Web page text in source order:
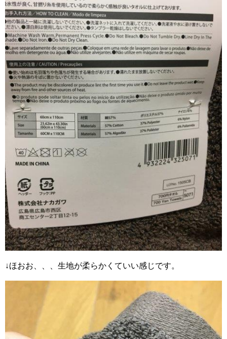
↓ほおお、、、生地が柔らかくていい感じです。